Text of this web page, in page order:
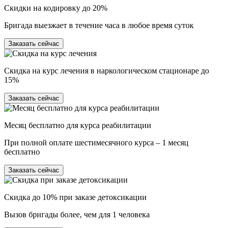
Скидки на кодировку до 20%
Бригада выезжает в течение часа в любое время суток
Заказать сейчас
Скидка на курс лечения в наркологическом стационаре до
15%
Заказать сейчас
Месяц бесплатно для курса реабилитации
При полной оплате шестимесячного курса – 1 месяц
бесплатно
Заказать сейчас
Скидка до 10% при заказе детоксикации
Вызов бригады более, чем для 1 человека